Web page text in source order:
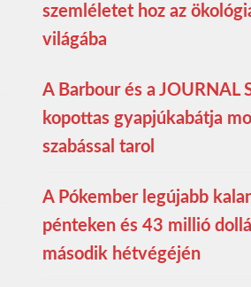
szemléletet hoz az
világába
A Barbour és a JOURNAL
kopottas gyapjúkabátja
szabással tarol
A Pókember legújabb
pénteken és 43 millió
második hétvégéjén